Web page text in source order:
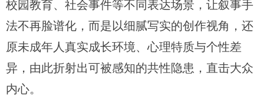
校园教育、社会事件等不同表达场景，让叙事手
法不再脸谱化，而是以细腻写实的创作视角，还
原未成年人真实成长环境、心理特质与个性差
异，由此折射出可被感知的共性隐患，直击大众
内心。